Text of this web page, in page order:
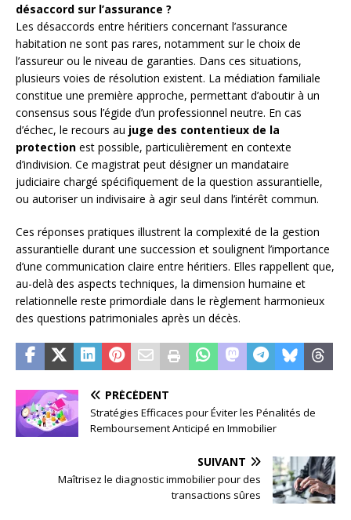
désaccord sur l’assurance ?
Les désaccords entre héritiers concernant l’assurance
habitation ne sont pas rares, notamment sur le choix de
l’assureur ou le niveau de garanties. Dans ces situations,
plusieurs voies de résolution existent. La médiation familiale
constitue une première approche, permettant d’aboutir à un
consensus sous l’égide d’un professionnel neutre. En cas
d’échec, le recours au juge des contentieux de la
protection est possible, particulièrement en contexte
d’indivision. Ce magistrat peut désigner un mandataire
judiciaire chargé spécifiquement de la question assurantielle,
ou autoriser un indivisaire à agir seul dans l’intérêt commun.
Ces réponses pratiques illustrent la complexité de la gestion
assurantielle durant une succession et soulignent l’importance
d’une communication claire entre héritiers. Elles rappellent que,
au-delà des aspects techniques, la dimension humaine et
relationnelle reste primordiale dans le règlement harmonieux
des questions patrimoniales après un décès.
PRÉCÉDENT
Stratégies Efficaces pour Éviter les Pénalités de
Remboursement Anticipé en Immobilier
SUIVANT
Maîtrisez le diagnostic immobilier pour des
transactions sûres